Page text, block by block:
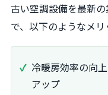
古い空調設備を最新
で、以下のようなメリ
冷暖房効率の向
アップ